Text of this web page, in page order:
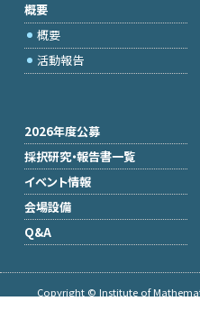
概要
概要
活動報告
2026年度公募
採択研究・報告書一覧
イベント情報
会場設備
Q&A
Copyright © Institute of